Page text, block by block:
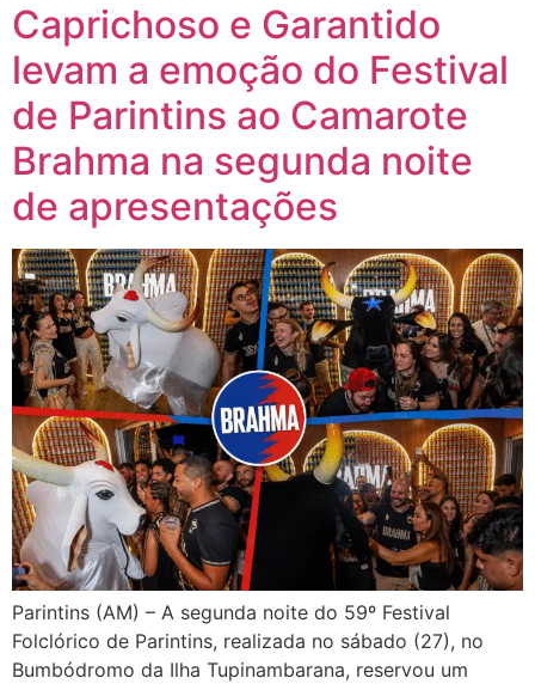
Caprichoso e Garantido
levam a emoção do Festival
de Parintins ao Camarote
Brahma na segunda noite
de apresentações
Parintins (AM) – A segunda noite do 59º Festival
Folclórico de Parintins, realizada no sábado (27), no
Bumbódromo da Ilha Tupinambarana, reservou um